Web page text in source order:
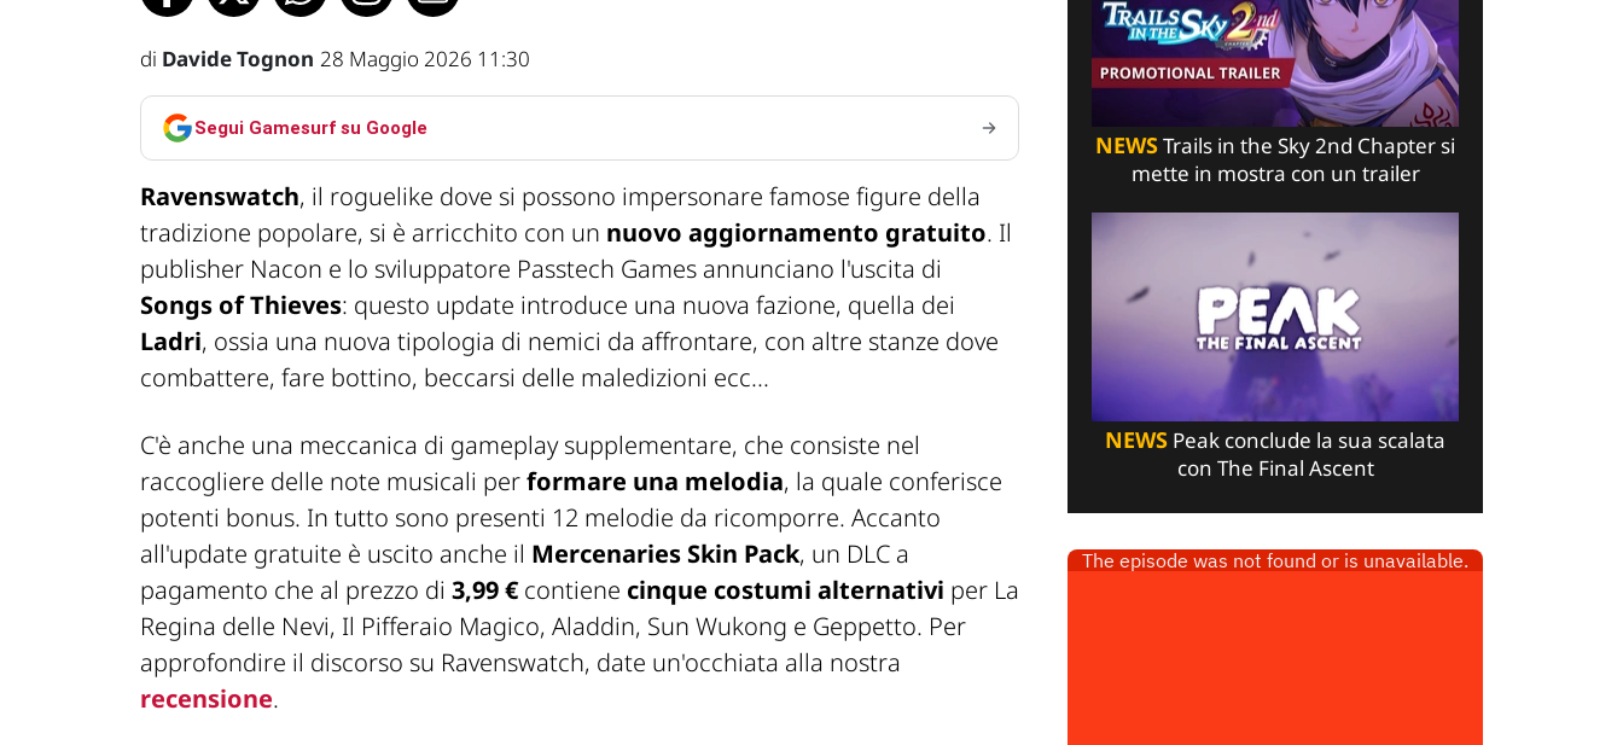
di Davide Tognon 28 Maggio 2026 11:30
Segui Gamesurf su Google
Ravenswatch, il roguelike dove si possono impersonare famose figure della
tradizione popolare, si è arricchito con un nuovo aggiornamento gratuito. Il
publisher Nacon e lo sviluppatore Passtech Games annunciano l'uscita di
Songs of Thieves: questo update introduce una nuova fazione, quella dei
Ladri, ossia una nuova tipologia di nemici da affrontare, con altre stanze dove
combattere, fare bottino, beccarsi delle maledizioni ecc...
C'è anche una meccanica di gameplay supplementare, che consiste nel
raccogliere delle note musicali performare una melodia, la quale conferisce
potenti bonus. In tutto sono presenti 12 melodie da ricomporre. Accanto
all'update gratuite è uscito anche il Mercenaries Skin Pack, un DLC a
pagamento che al prezzo di 3,99 €contiene cinque costumi alternativi per La
Regina delle Nevi, Il Pifferaio Magico, Aladdin, Sun Wukong e Geppetto. Per
approfondire il discorso su Ravenswatch, date un'occhiata alla nostra
recensione.
NEWSTrails in the Sky 2nd Chapter si
mette in mostra con un trailer
NEWS Peak conclude la sua scalata
con The Final Ascent